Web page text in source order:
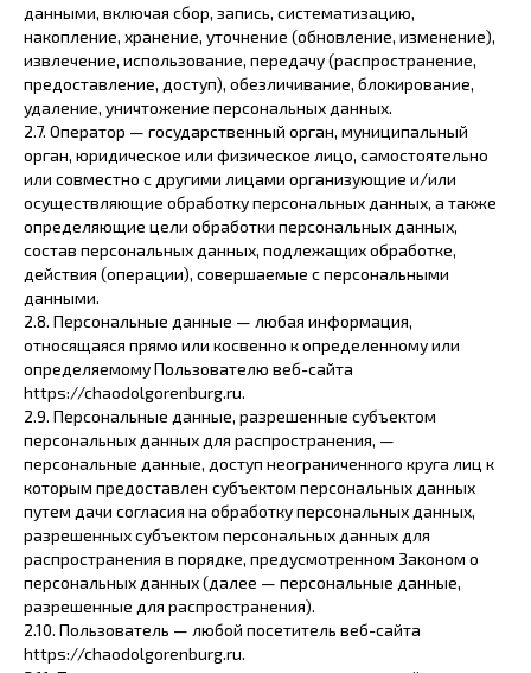
данными, включая сбор, запись, систематизацию,
накопление, хранение, уточнение (обновление, изменение),
извлечение, использование, передачу (распространение,
предоставление, доступ), обезличивание, блокирование,
удаление, уничтожение персональных данных.
2.7. Оператор — государственный орган, муниципальный
орган, юридическое или физическое лицо, самостоятельно
или совместно с другими лицами организующие и/или
осуществляющие обработку персональных данных, а также
определяющие цели обработки персональных данных,
состав персональных данных, подлежащих обработке,
действия (операции), совершаемые с персональными
данными.
2.8. Персональные данные — любая информация,
относящаяся прямо или косвенно к определенному или
определяемому Пользователю веб-сайта
https://chaodolgorenburg.ru.
2.9. Персональные данные, разрешенные субъектом
персональных данных для распространения, —
персональные данные, доступ неограниченного круга лиц к
которым предоставлен субъектом персональных данных
путем дачи согласия на обработку персональных данных,
разрешенных субъектом персональных данных для
распространения в порядке, предусмотренном Законом о
персональных данных (далее — персональные данные,
разрешенные для распространения).
2.10. Пользователь — любой посетитель веб-сайта
https://chaodolgorenburg.ru.